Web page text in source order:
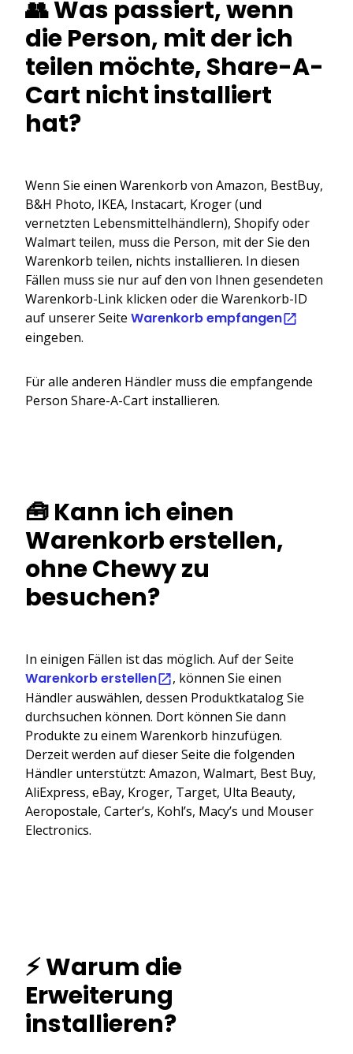
👥 Was passiert, wenn
die Person, mit der ich
teilen möchte, Share-A-
Cart nicht installiert
hat?
Wenn Sie einen Warenkorb von Amazon, BestBuy,
B&H Photo, IKEA, Instacart, Kroger (und
vernetzten Lebensmittelhändlern), Shopify oder
Walmart teilen, muss die Person, mit der Sie den
Warenkorb teilen, nichts installieren. In diesen
Fällen muss sie nur auf den von Ihnen gesendeten
Warenkorb-Link klicken oder die Warenkorb-ID
auf unserer Seite Warenkorb empfangen
eingeben.
Für alle anderen Händler muss die empfangende
Person Share-A-Cart installieren.
🧰 Kann ich einen
Warenkorb erstellen,
ohne Chewy zu
besuchen?
In einigen Fällen ist das möglich. Auf der Seite
Warenkorb erstellen
, können Sie einen
Händler auswählen, dessen Produktkatalog Sie
durchsuchen können. Dort können Sie dann
Produkte zu einem Warenkorb hinzufügen.
Derzeit werden auf dieser Seite die folgenden
Händler unterstützt: Amazon, Walmart, Best Buy,
AliExpress, eBay, Kroger, Target, Ulta Beauty,
Aeropostale, Carter’s, Kohl’s, Macy’s und Mouser
Electronics.
⚡ Warum die
Erweiterung
installieren?